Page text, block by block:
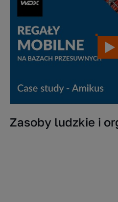
Zasoby ludzkie i